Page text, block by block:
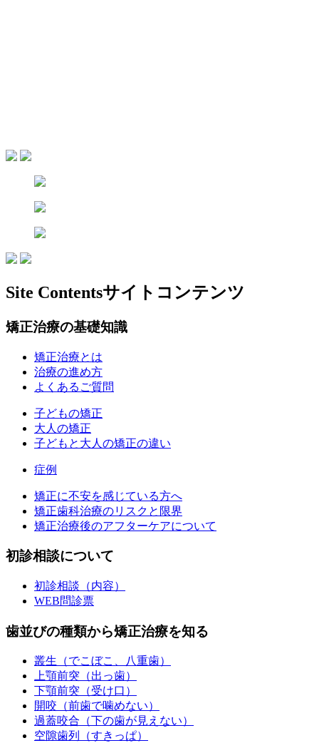
Site Contentsサイトコンテンツ
矯正治療の基礎知識
矯正治療とは
治療の進め方
よくあるご質問
子どもの矯正
大人の矯正
子どもと大人の矯正の違い
症例
矯正に不安を感じている方へ
矯正歯科治療のリスクと限界
矯正治療後のアフターケアについて
初診相談について
初診相談（内容）
WEB問診票
歯並びの種類から矯正治療を知る
叢生（でこぼこ、八重歯）
上顎前突（出っ歯）
下顎前突（受け口）
開咬（前歯で噛めない）
過蓋咬合（下の歯が見えない）
空隙歯列（すきっぱ）